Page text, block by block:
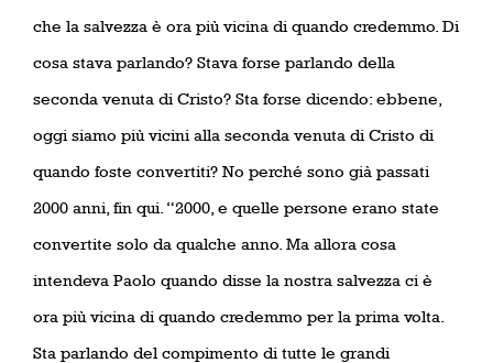
che la salvezza è ora più vicina di quando credemmo. Di
cosa stava parlando? Stava forse parlando della
seconda venuta di Cristo? Sta forse dicendo: ebbene,
oggi siamo più vicini alla seconda venuta di Cristo di
quando foste convertiti? No perché sono già passati
2000 anni, fin qui. “2000, e quelle persone erano state
convertite solo da qualche anno. Ma allora cosa
intendeva Paolo quando disse la nostra salvezza ci è
ora più vicina di quando credemmo per la prima volta.
Sta parlando del compimento di tutte le grandi